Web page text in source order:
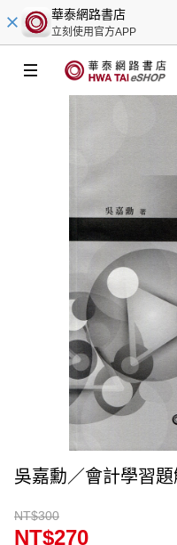
華泰網路書店
立刻使用官方APP
吳嘉勳／會計學習
NT$300
NT$270